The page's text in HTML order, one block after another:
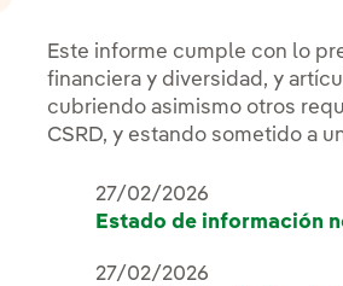
Este informe cumple con lo
financiera y diversidad, y
cubriendo asimismo otros
CSRD, y estando sometido a
27/02/2026
Estado de información
27/02/2026